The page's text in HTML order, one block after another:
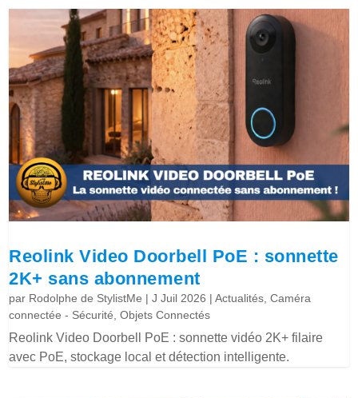
Reolink Video Doorbell PoE : sonnette
2K+ sans abonnement
par Rodolphe de StylistMe |J Juil 2026 |Actualités ,Caméra
connectée - Sécurité ,Objets Connectés
Reolink Video Doorbell PoE : sonnette vidéo 2K+ filaire
avec PoE, stockage local et détection intelligente.